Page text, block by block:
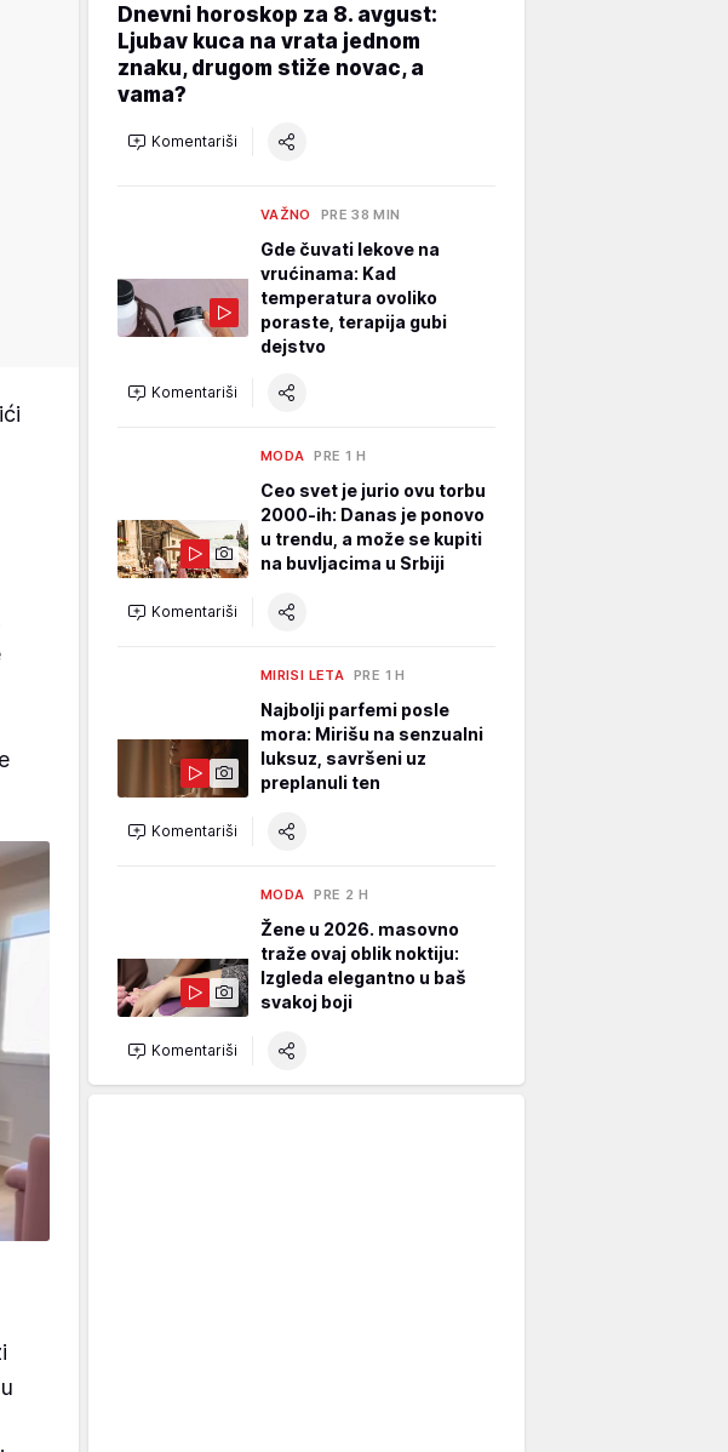
Dnevni horoskop za 8. avgust:
Ljubav kuca na vrata jednom
znaku, drugom stiže novac, a
vama?
Komentariši
VAŽNO PRE 38 MIN
Gde čuvati lekove na
vrućinama: Kad
temperatura ovoliko
poraste, terapija gubi
dejstvo
Komentariši
MODA PRE 1 H
Ceo svet je jurio ovu torbu
2000-ih: Danas je ponovo
u trendu, a može se kupiti
na buvljacima u Srbiji
Komentariši
MIRISI LETA PRE 1 H
Najbolji parfemi posle
mora: Mirišu na senzualni
luksuz, savršeni uz
preplanuli ten
Komentariši
MODA PRE 2 H
Žene u 2026. masovno
traže ovaj oblik noktiju:
Izgleda elegantno u baš
svakoj boji
Komentariši